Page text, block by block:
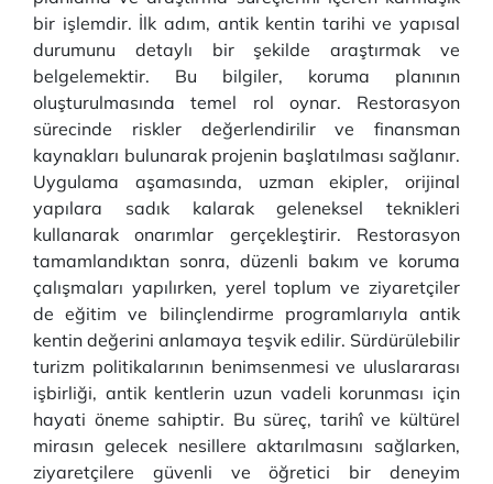
bir işlemdir. İlk adım, antik kentin tarihi ve yapısal
durumunu detaylı bir şekilde araştırmak ve
belgelemektir. Bu bilgiler, koruma planının
oluşturulmasında temel rol oynar. Restorasyon
sürecinde riskler değerlendirilir ve finansman
kaynakları bulunarak projenin başlatılması sağlanır.
Uygulama aşamasında, uzman ekipler, orijinal
yapılara sadık kalarak geleneksel teknikleri
kullanarak onarımlar gerçekleştirir. Restorasyon
tamamlandıktan sonra, düzenli bakım ve koruma
çalışmaları yapılırken, yerel toplum ve ziyaretçiler
de eğitim ve bilinçlendirme programlarıyla antik
kentin değerini anlamaya teşvik edilir. Sürdürülebilir
turizm politikalarının benimsenmesi ve uluslararası
işbirliği, antik kentlerin uzun vadeli korunması için
hayati öneme sahiptir. Bu süreç, tarihî ve kültürel
mirasın gelecek nesillere aktarılmasını sağlarken,
ziyaretçilere güvenli ve öğretici bir deneyim